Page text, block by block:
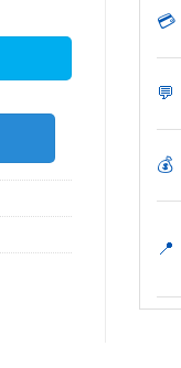
💳
💬
💰
📍